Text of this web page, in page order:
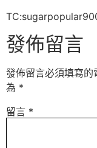
發佈留言
發佈留言必須填寫的
為 *
留言 *